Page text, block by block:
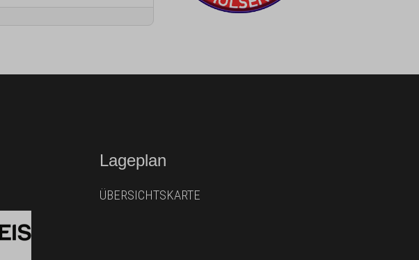
Lageplan
ÜBERSICHTSKARTE